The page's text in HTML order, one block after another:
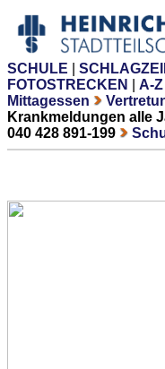
SCHULE
FOTOSTRECKEN
A-Z
Mittagessen
Krankmeldungen alle
040 428 891-199